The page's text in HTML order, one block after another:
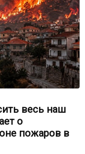
весь наш
о
пожаров в